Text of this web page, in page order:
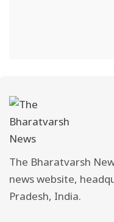
The Bharatvarsh
news website,
Pradesh, India.